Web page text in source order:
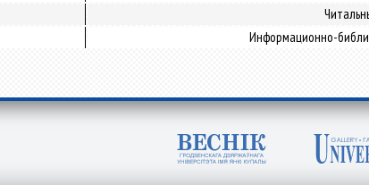
Информационно-